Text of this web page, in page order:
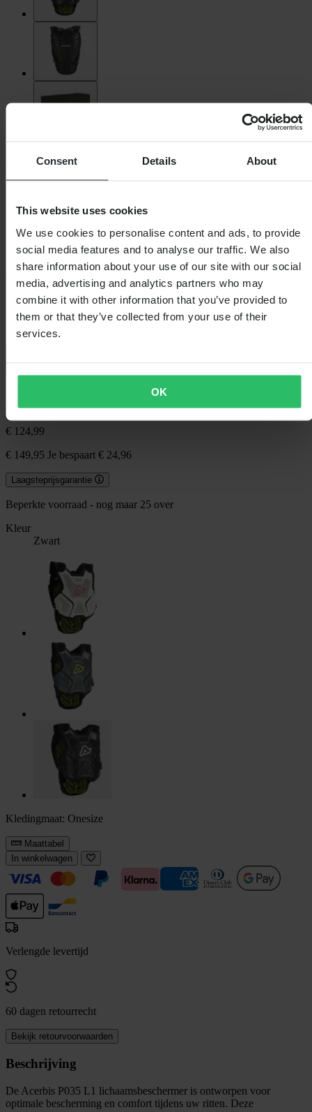
Consent Details About
This website uses cookies
We use cookies to personalise content and ads, to provide
social media features and to analyse our traffic. We also
share information about your use of our site with our social
media, advertising and analytics partners who may
combine it with other information that you’ve provided to
them or that they’ve collected from your use of their
services.
OK
Acerbis
Lichaamsbeschermer Acerbis P035 L1
-17%
€ 124,99
€ 149,95 Je bespaart € 24,96
Laagsteprijsgarantie
Beperkte voorraad - nog maar 25 over
Kleur
Zwart
Kledingmaat: Onesize
Maattabel
In winkelwagen
Verlengde levertijd
60 dagen retourrecht
Bekijk retourvoorwaarden
Beschrijving
De Acerbis P035 L1 lichaamsbeschermer is ontworpen voor
optimale bescherming en comfort tijdens uw ritten. Deze